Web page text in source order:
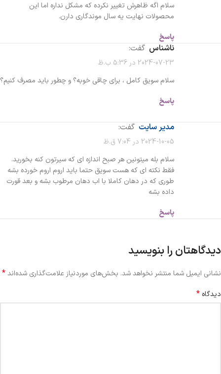
سلام اگه ظاهرش تغییر نکرده که مشکل نداره اما این
محصولات نهایت یه سال موندگاری دارن.
پاسخ
ناشناس گفت:
2024-07-23 در 5:36 ب.ظ
سلام سویق کامل ، برای چاقی خوبه؟ و چطور باید مصرف کنیم؟
پاسخ
مدیر سایت گفت:
2024-10-05 در 7:04 ق.ظ
سلام بله میتونین هر صبح اندازه ای که سیرتون کنه بخورید.
فقط نکته ای که هست سویق حتما باید اروم اروم خورده بشه
طوری که در دهان کاملا با اب دهان مرطوب بشه و بعد قورت
داده بشه
پاسخ
دیدگاهتان را بنویسید
نشانی ایمیل شما منتشر نخواهد شد. بخش‌های موردنیاز علامت‌گذاری شده‌اند*
دیدگاه *